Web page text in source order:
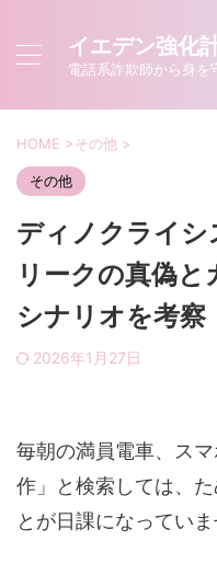
イエデン強化
電話系詐欺師から身を
HOME >その他 >
その他
ディノクライシ
リークの真偽
シナリオを考察
2026年1月27日
毎朝の満員電車、ス
作」と検索しては、
とが日課になっていま